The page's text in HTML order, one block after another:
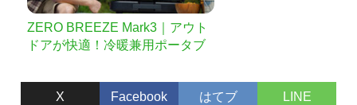
ZERO BREEZE Mark3｜アウト
ドアが快適！冷暖兼用ポータブ
X Facebook はてブ LINE